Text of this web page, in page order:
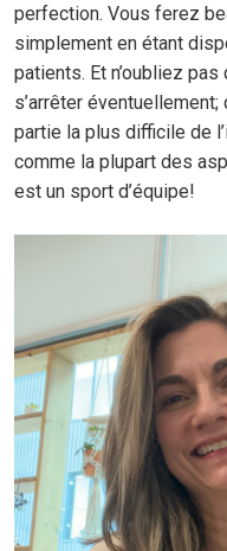
perfection. Vous ferez
simplement en étant
patients. Et n’oubliez
s’arrêter
partie la plus difficile de
comme la plupart des
est un sport d’équipe!